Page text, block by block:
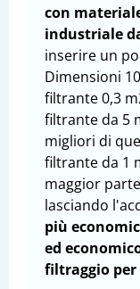
con
industriale
inserire un
Dimensioni
filtrante 0,3
filtrante da 5
migliori di
filtrante da 1
maggior
lasciando
più
ed
filtraggio per